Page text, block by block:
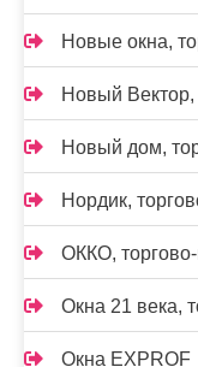
Новые окна,
Новый Вектор,
Новый дом,
Нордик,
ОККО,
Окна 21 века,
Окна EXPROF